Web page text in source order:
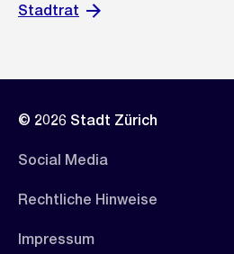
Stadtrat
© 2026 Stadt Zürich
Social Media
Rechtliche Hinweise
Impressum